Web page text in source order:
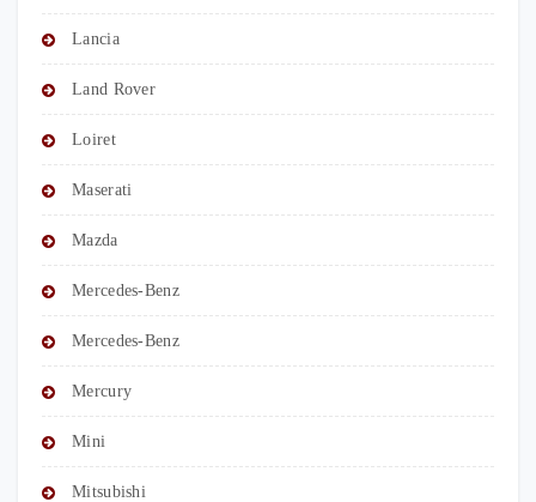
Lancia
Land Rover
Loiret
Maserati
Mazda
Mercedes-Benz
Mercedes-Benz
Mercury
Mini
Mitsubishi